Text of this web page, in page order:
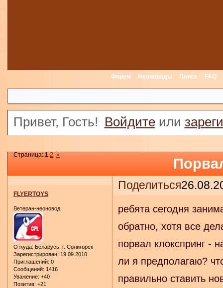
Форум Неоноводы Поиск FAQ
Привет, Гость! Войдитеили
Страница:1 2 »
Поделиться
FLYERTOYS
Ветеран-неоновод
Откуда: Беларусь, г. Солигорск
Зарегистрирован: 19.09.2010
Приглашений: 0
Сообщений: 1416
Уважение: +40
Позитив: +21
ребята сегодня
обратно, хотя все
порвал клокспринг -
ли я предполагаю?
правильно ставить